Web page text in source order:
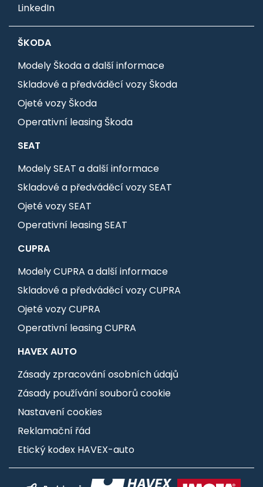
LinkedIn
ŠKODA
Modely Škoda a další informace
Skladové a předváděcí vozy Škoda
Ojeté vozy Škoda
Operativní leasing Škoda
SEAT
Modely SEAT a další informace
Skladové a předváděcí vozy SEAT
Ojeté vozy SEAT
Operativní leasing SEAT
CUPRA
Modely CUPRA a další informace
Skladové a předváděcí vozy CUPRA
Ojeté vozy CUPRA
Operativní leasing CUPRA
HAVEX AUTO
Zásady zpracování osobních údajů
Zásady používání souborů cookie
Nastavení cookies
Reklamační řád
Etický kodex HAVEX-auto